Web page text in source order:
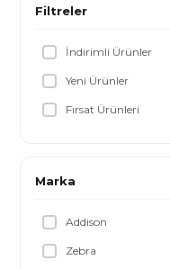
Filtreler
İndirimli Ürünler
Yeni Ürünler
Fırsat Ürünleri
Marka
Addison
Zebra